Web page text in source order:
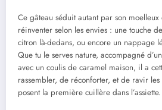
Ce gâteau séduit autant par son
réinventer selon les envies : une touche
citron là-dedans, ou encore un nappage
Que tu le serves nature, accompagné
avec un coulis de caramel maison, il a
rassembler, de réconforter, et de ravir
posent la première cuillère dans l’assiette.